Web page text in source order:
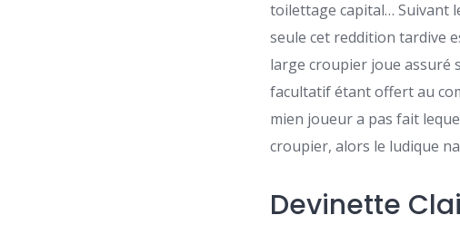
toilettage capital… Suivant
seule cet reddition tardive
large croupier joue assuré
facultatif étant offert au
mien joueur a pas fait
croupier, alors le ludique
Devinette